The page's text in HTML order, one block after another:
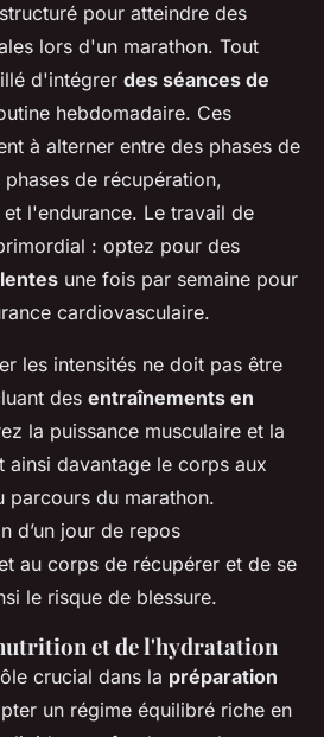
pour atteindre des
lors d'un marathon. Tout
d'intégrer des séances de
hebdomadaire. Ces
à alterner entre des phases de
de récupération,
l'endurance. Le travail de
: optez pour des
une fois par semaine pour
cardiovasculaire.
les intensités ne doit pas être
des entraînements en
la puissance musculaire et la
ainsi davantage le corps aux
parcours du marathon.
d’un jour de repos
au corps de récupérer et de se
le risque de blessure.
et de l'hydratation
crucial dans la préparation
un régime équilibré riche en